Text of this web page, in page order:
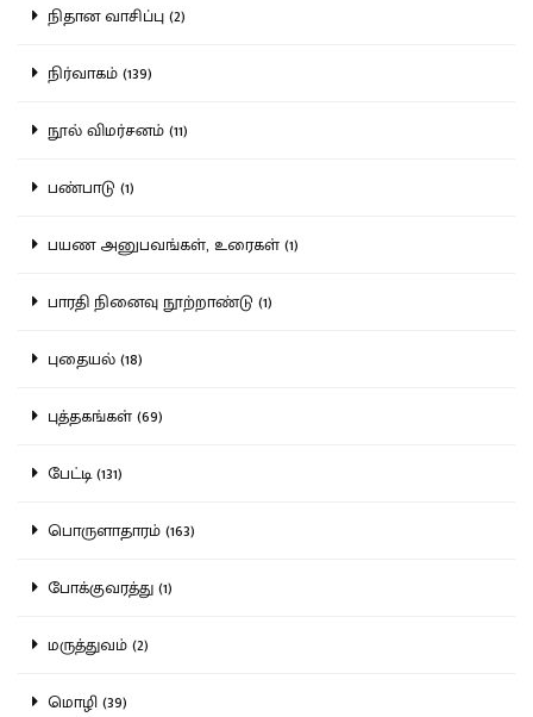
நிதான வாசிப்பு (2)
நிர்வாகம் (139)
நூல் விமர்சனம் (11)
பண்பாடு (1)
பயண அனுபவங்கள், உரைகள் (1)
பாரதி நினைவு நூற்றாண்டு (1)
புதையல் (18)
புத்தகங்கள் (69)
பேட்டி (131)
பொருளாதாரம் (163)
போக்குவரத்து (1)
மருத்துவம் (2)
மொழி (39)